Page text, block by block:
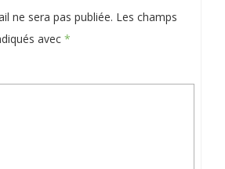
ne sera pas publiée. Les champs
avec *